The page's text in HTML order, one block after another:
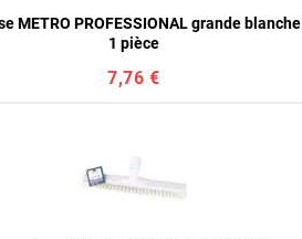
METRO PROFESSIONAL grande blanche
1 pièce
7,76 €